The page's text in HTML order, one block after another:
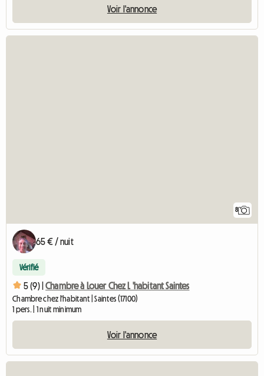
Voir l'annonce
8
65 € / nuit
Vérifié
5 (9) | Chambre à Louer Chez L 'habitant Saintes
Chambre chez l'habitant | Saintes (17100)
1 pers. | 1 nuit minimum
Voir l'annonce